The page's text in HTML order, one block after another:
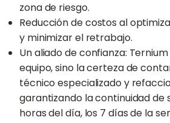
zona de riesgo.
Reducción de costos al
y minimizar el retrabajo.
Un aliado de confianza:
equipo, sino la certeza de
técnico especializado y
garantizando la continuidad de
horas del día, los 7 días de la